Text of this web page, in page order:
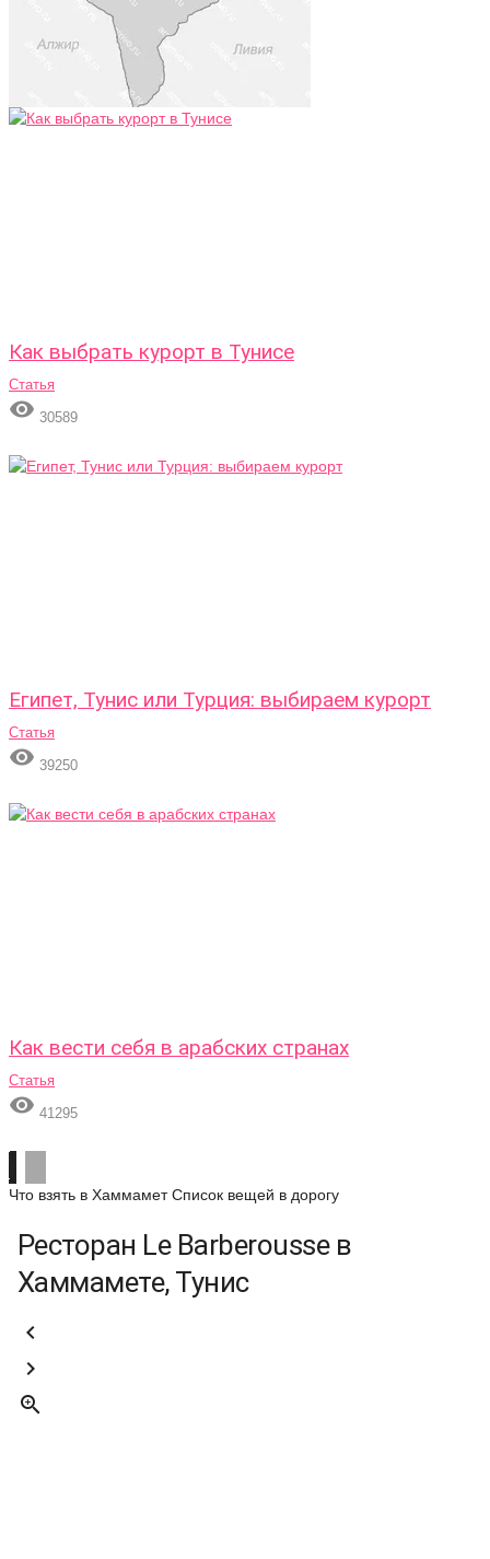
Как выбрать курорт в Тунисе
Статья
 30589
Египет, Тунис или Турция: выбираем курорт
Статья
 39250
Как вести себя в арабских странах
Статья
 41295
Что взять в Хаммамет Список вещей в дорогу
Ресторан Le Barberousse в
Хаммамете, Тунис


